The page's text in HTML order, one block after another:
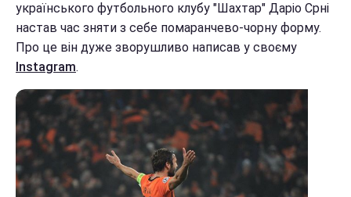
українського футбольного клубу "Шахтар" Даріо Срні
настав час зняти з себе помаранчево-чорну форму.
Про це він дуже зворушливо написав у своєму
Instagram.